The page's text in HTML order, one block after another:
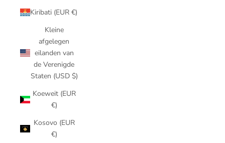
Kiribati (EUR €)
Kleine
afgelegen
eilanden van
de Verenigde
Staten (USD $)
Koeweit (EUR
€)
Kosovo (EUR
€)